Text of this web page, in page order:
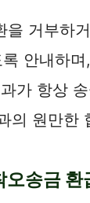
거부하
안내하
가 항상
의 원만한
송금 환